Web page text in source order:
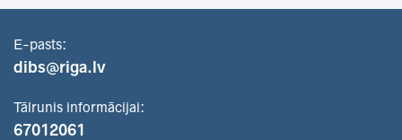
E-pasts:
dibs@riga.lv
Tālrunis informācijai:
67012061